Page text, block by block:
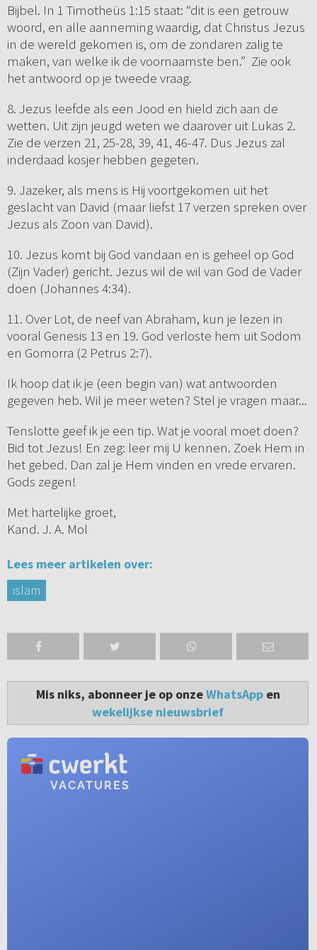
Bijbel. In 1 Timotheüs 1:15 staat: “dit is een getrouw
woord, en alle aanneming waardig, dat Christus Jezus
in de wereld gekomen is, om de zondaren zalig te
maken, van welke ik de voornaamste ben.” Zie ook
het antwoord op je tweede vraag.
8. Jezus leefde als een Jood en hield zich aan de
wetten. Uit zijn jeugd weten we daarover uit Lukas 2.
Zie de verzen 21, 25-28, 39, 41, 46-47. Dus Jezus zal
inderdaad kosjer hebben gegeten.
9. Jazeker, als mens is Hij voortgekomen uit het
geslacht van David (maar liefst 17 verzen spreken over
Jezus als Zoon van David).
10. Jezus komt bij God vandaan en is geheel op God
(Zijn Vader) gericht. Jezus wil de wil van God de Vader
doen (Johannes 4:34).
11. Over Lot, de neef van Abraham, kun je lezen in
vooral Genesis 13 en 19. God verloste hem uit Sodom
en Gomorra (2 Petrus 2:7).
Ik hoop dat ik je (een begin van) wat antwoorden
gegeven heb. Wil je meer weten? Stel je vragen maar...
Tenslotte geef ik je een tip. Wat je vooral moet doen?
Bid tot Jezus! En zeg: leer mij U kennen. Zoek Hem in
het gebed. Dan zal je Hem vinden en vrede ervaren.
Gods zegen!
Met hartelijke groet,
Kand. J. A. Mol
Lees meer artikelen over:
islam
Mis niks, abonneer je op onzeWhatsAppen
wekelijkse nieuwsbrief